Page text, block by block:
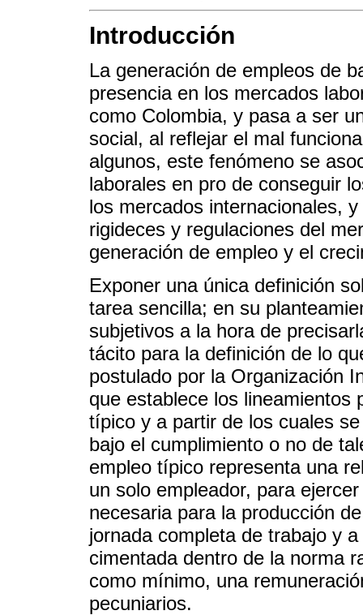
Introducción
La generación de empleos de
presencia en los mercados
como Colombia, y pasa a ser
social, al reflejar el mal
algunos, este fenómeno se
laborales en pro de conseguir
los mercados internacionales,
rigideces y regulaciones del
generación de empleo y el
Exponer una única definición
tarea sencilla; en su
subjetivos a la hora de
tácito para la definición de lo
postulado por la Organización
que establece los lineamientos
típico y a partir de los cuales
bajo el cumplimiento o no de
empleo típico representa una
un solo empleador, para
necesaria para la producción
jornada completa de trabajo y
cimentada dentro de la norma
como mínimo, una
pecuniarios.